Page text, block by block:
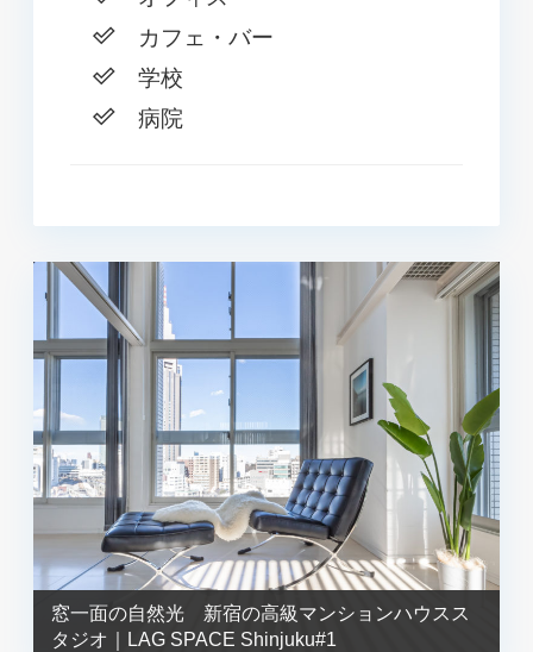
カフェ・バー
学校
病院
窓一面の自然光 新宿の高級マンションハウスス
タジオ｜LAG SPACE Shinjuku#1